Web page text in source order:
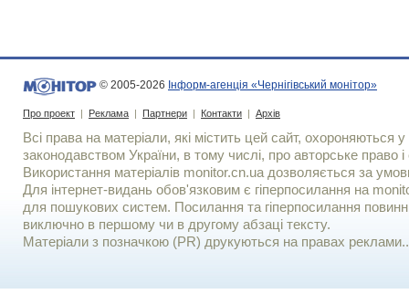
© 2005-2026 Інформ-агенція «Чернігівський монітор»
Про проект | Реклама | Партнери | Контакти | Архів
Всі права на матеріали, які містить цей сайт, охороняються у
законодавством України, в тому числі, про авторське право і
Використання матерiалiв monitor.cn.ua дозволяється за
Для iнтернет-видань обов'язковим є гiперпосилання на
для пошукових систем. Посилання та гіперпосилання
виключно в першому чи в другому абзаці тексту.
Матеріали з позначкою (PR) друкуються на правах реклами..